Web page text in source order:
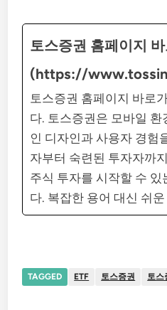
토스증권 홈페이지
(https://
토스증권 홈페이지 바로
다. 토스증권은 모바일 환
인 디자인과 사용자 경험
자부터 숙련된 투자자까
주식 투자를 시작할 수 있
다. 복잡한 용어 대신 쉬운
TAGGED ETF 토스증권 토스